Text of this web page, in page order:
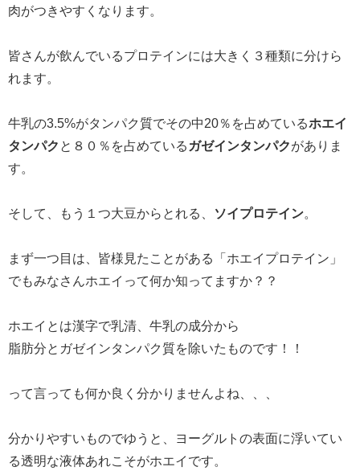
肉がつきやすくなります。
皆さんが飲んでいるプロテインには大きく３種類に分けら
れます。
牛乳の3.5%がタンパク質でその中20％を占めているホエイ
タンパク と８０％を占めている ガゼインタンパクがありま
す。
そして、もう１つ大豆からとれる、 ソイプロテイン
まず一つ目は、皆様見たことがある「ホエイプロテイン」
でもみなさんホエイって何か知ってますか？？
ホエイとは漢字で乳清、牛乳の成分から
脂肪分とガゼインタンパク質を除いたものです！！
って言っても何か良く分かりませんよね、、、
分かりやすいものでゆうと、ヨーグルトの表面に浮いてい
る透明な液体あれこそがホエイです。